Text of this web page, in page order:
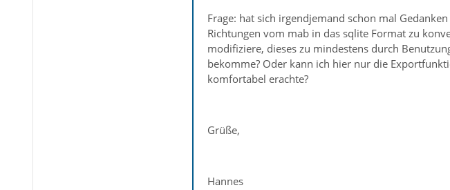
Frage: hat sich irgendjemand schon mal
Richtungen vom mab in das sqlite Format zu
modifiziere, dieses zu mindestens durch
bekomme? Oder kann ich hier nur die
komfortabel erachte?
Grüße,
Hannes